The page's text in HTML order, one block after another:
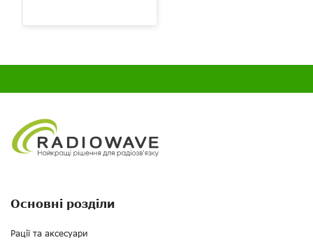
Основні розділи
Рації та аксесуари